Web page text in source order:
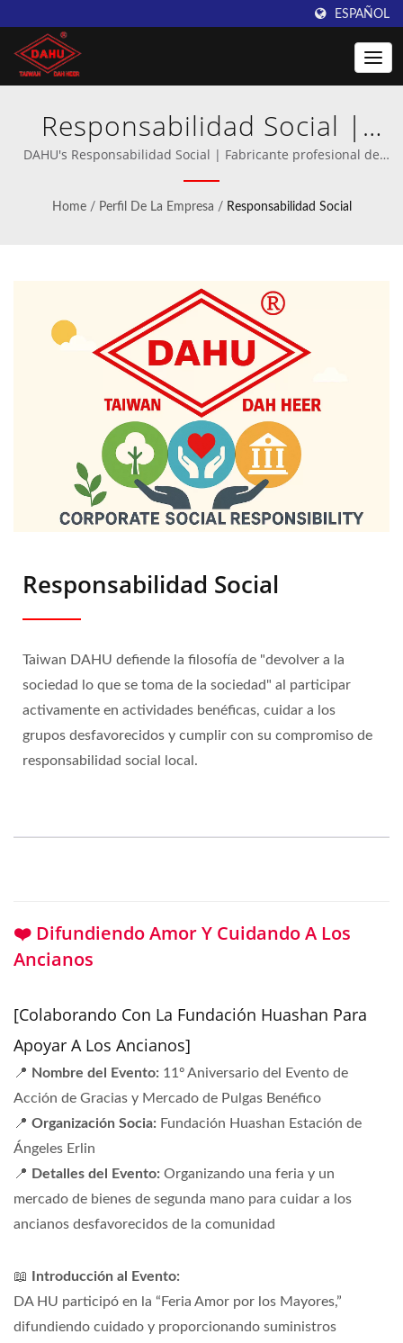
ESPAÑOL
Responsabilidad Social |
Taiwan DAHU: Excelencia en
la fabricación de máquinas
DAHU's Responsabilidad Social | Fabricante profesional de
maquinaria de ganchillo y tejido de urdimbre.
Home / Perfil De La Empresa / Responsabilidad Social
Responsabilidad Social
Taiwan DAHU defiende la filosofía de "devolver a la
sociedad lo que se toma de la sociedad" al participar
activamente en actividades benéficas, cuidar a los
grupos desfavorecidos y cumplir con su compromiso de
responsabilidad social local.
❤️ Difundiendo Amor Y Cuidando A Los
Ancianos
[Colaborando Con La Fundación Huashan Para
Apoyar A Los Ancianos]
📍 Nombre del Evento: 11º Aniversario del Evento de
Acción de Gracias y Mercado de Pulgas Benéfico
📍 Organización Socia: Fundación Huashan Estación de
Ángeles Erlin
📍 Detalles del Evento: Organizando una feria y un
mercado de bienes de segunda mano para cuidar a los
ancianos desfavorecidos de la comunidad
📖
Introducción al Evento:
DA HU participó en la “Feria Amor por los Mayores,”
difundiendo cuidado y proporcionando suministros